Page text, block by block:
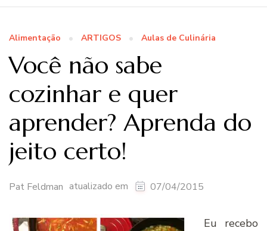
Alimentação ARTIGOS Aulas de Culinária
Você não sabe
cozinhar e quer
aprender? Aprenda do
jeito certo!
Pat Feldman atualizado em 07/04/2015
Eu recebo